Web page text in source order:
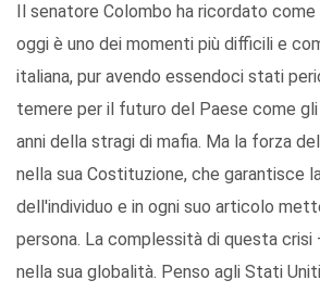
Il senatore Colombo ha ricordato
oggi è uno dei momenti più difficili e
italiana, pur avendo essendoci stati
temere per il futuro del Paese come
anni della stragi di mafia. Ma la forza
nella sua Costituzione, che garantisce
dell'individuo e in ogni suo articolo
persona. La complessità di questa
nella sua globalità. Penso agli Stati